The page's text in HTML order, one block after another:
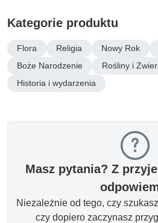
Kategorie produktu
Flora Religia Nowy Rok
Boże Narodzenie
Rośliny i
Historia i wydarzenia
Masz pytania? Z
Niezależnie od tego, czy
czy dopiero zaczynasz